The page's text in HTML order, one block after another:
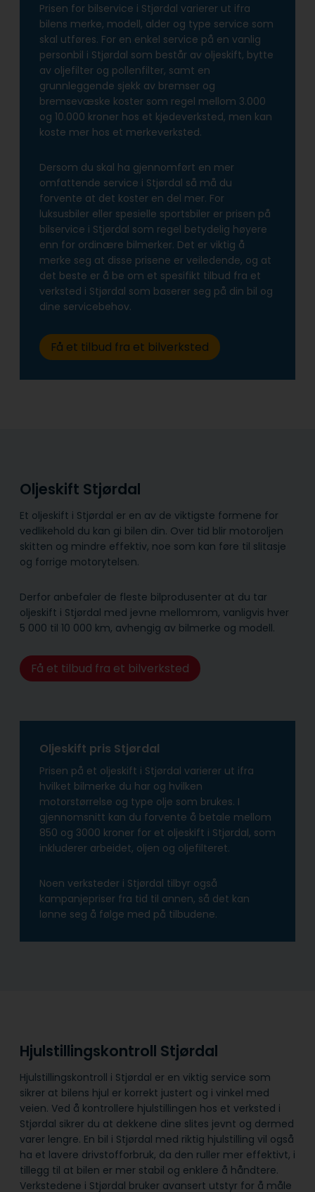
Prisen for bilservice i Stjørdal varierer ut ifra
bilens merke, modell, alder og type service som
skal utføres. For en enkel service på en vanlig
personbil i Stjørdal som består av oljeskift, bytte
av oljefilter og pollenfilter, samt en
grunnleggende sjekk av bremser og
bremsevæske koster som regel mellom 3.000
og 10.000 kroner hos et kjedeverksted, men kan
koste mer hos et merkeverksted.
Dersom du skal ha gjennomført en mer
omfattende service i Stjørdal så må du
forvente at det koster en del mer. For
luksusbiler eller spesielle sportsbiler er prisen på
bilservice i Stjørdal som regel betydelig høyere
enn for ordinære bilmerker. Det er viktig å
merke seg at disse prisene er veiledende, og at
det beste er å be om et spesifikt tilbud fra et
verksted i Stjørdal som baserer seg på din bil og
dine servicebehov.
Få et tilbud fra et bilverksted
Oljeskift Stjørdal
Et oljeskift i Stjørdal er en av de viktigste formene for
vedlikehold du kan gi bilen din. Over tid blir motoroljen
skitten og mindre effektiv, noe som kan føre til slitasje
og forrige motorytelsen.
Derfor anbefaler de fleste bilprodusenter at du tar
oljeskift i Stjørdal med jevne mellomrom, vanligvis hver
5 000 til 10 000 km, avhengig av bilmerke og modell.
Få et tilbud fra et bilverksted
Oljeskift pris Stjørdal
Prisen på et oljeskift i Stjørdal varierer ut ifra
hvilket bilmerke du har og hvilken
motorstørrelse og type olje som brukes. I
gjennomsnitt kan du forvente å betale mellom
850 og 3000 kroner for et oljeskift i Stjørdal, som
inkluderer arbeidet, oljen og oljefilteret.
Noen verksteder i Stjørdal tilbyr også
kampanjepriser fra tid til annen, så det kan
lønne seg å følge med på tilbudene.
Hjulstillingskontroll Stjørdal
Hjulstillingskontroll i Stjørdal er en viktig service som
sikrer at bilens hjul er korrekt justert og i vinkel med
veien. Ved å kontrollere hjulstillingen hos et verksted i
Stjørdal sikrer du at dekkene dine slites jevnt og dermed
varer lengre. En bil i Stjørdal med riktig hjulstilling vil også
ha et lavere drivstofforbruk, da den ruller mer effektivt, i
tillegg til at bilen er mer stabil og enklere å håndtere.
Verkstedene i Stjørdal bruker avansert utstyr for å måle